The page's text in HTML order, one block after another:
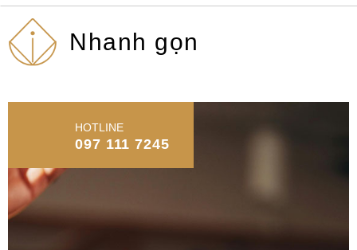
Nhanh gọn
097 111 7245
HOTLINE